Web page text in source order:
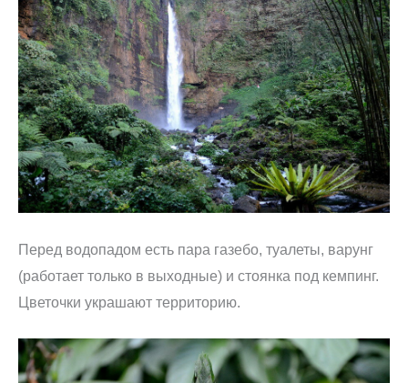
Перед водопадом есть пара газебо, туалеты, варунг
(работает только в выходные) и стоянка под кемпинг.
Цветочки украшают территорию.